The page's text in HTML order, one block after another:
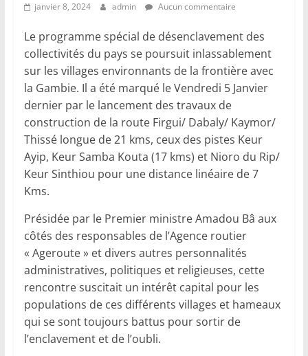
janvier 8, 2024 admin Aucun commentaire
Le programme spécial de désenclavement des
collectivités du pays se poursuit inlassablement
sur les villages environnants de la frontière avec
la Gambie. Il a été marqué le Vendredi 5 Janvier
dernier par le lancement des travaux de
construction de la route Firgui/ Dabaly/ Kaymor/
Thissé longue de 21 kms, ceux des pistes Keur
Ayip, Keur Samba Kouta (17 kms) et Nioro du Rip/
Keur Sinthiou pour une distance linéaire de 7
Kms.
Présidée par le Premier ministre Amadou Bâ aux
côtés des responsables de l’Agence routier
« Ageroute » et divers autres personnalités
administratives, politiques et religieuses, cette
rencontre suscitait un intérêt capital pour les
populations de ces différents villages et hameaux
qui se sont toujours battus pour sortir de
l’enclavement et de l’oubli.